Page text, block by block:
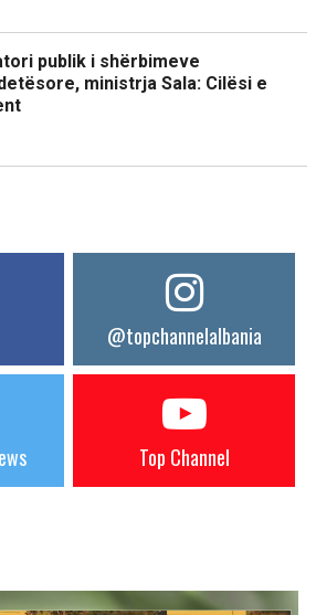
publik i shërbimeve
ministrja Sala: Cilësi e
@topchannelalbania
Top Channel